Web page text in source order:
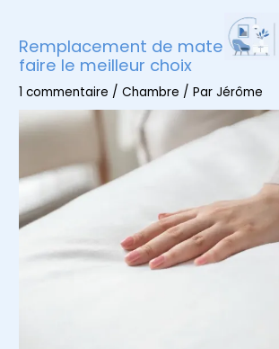
contenu
Remplacement de matelas : le
faire le meilleur choix
1 commentaire /Chambre / ParJérôme